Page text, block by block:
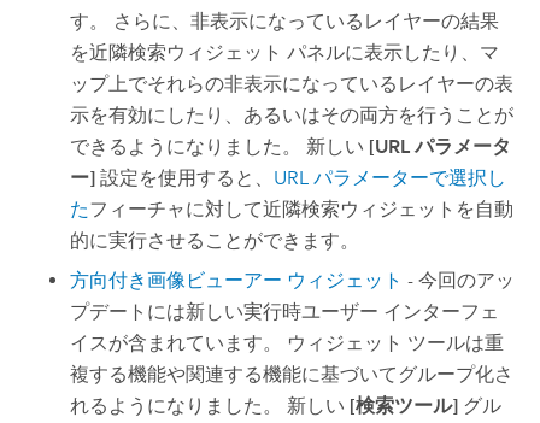
す。 さらに、非表示になっているレイヤーの結果
を近隣検索ウィジェット パネルに表示したり、マ
ップ上でそれらの非表示になっているレイヤーの表
示を有効にしたり、あるいはその両方を行うことが
できるようになりました。 新しい [URL パラメータ
ー] 設定を使用すると、 URL パラメーターで選択し
たフィーチャに対して近隣検索ウィジェットを自動
的に実行させることができます。
方向付き画像ビューアー ウィジェット - 今回のアッ
プデートには新しい実行時ユーザー インターフェ
イスが含まれています。 ウィジェット ツールは重
複する機能や関連する機能に基づいてグループ化さ
れるようになりました。 新しい [検索ツール] グル